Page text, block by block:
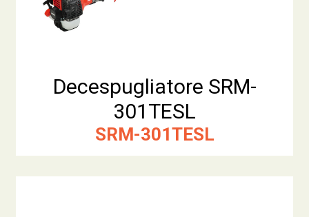
Decespugliatore SRM-
301TESL
SRM-301TESL